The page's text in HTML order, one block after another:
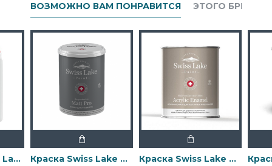
ВОЗМОЖНО ВАМ ПОНРАВИТСЯ ЭТОГО БРЕНДА
Грунтовка Swiss Lake Wall Control универсальная для стен Краска Swiss Lake Matt Pro - Матовая водно-дисперсионная Краска Swiss Lake Acrylic Enamel - Эмаль на водной основе для дерева